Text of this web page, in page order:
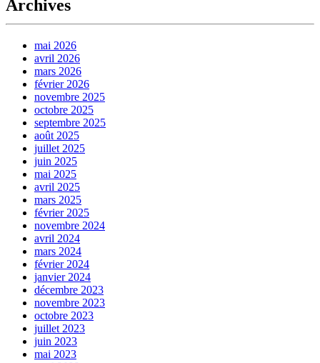
Archives
mai 2026
avril 2026
mars 2026
février 2026
novembre 2025
octobre 2025
septembre 2025
août 2025
juillet 2025
juin 2025
mai 2025
avril 2025
mars 2025
février 2025
novembre 2024
avril 2024
mars 2024
février 2024
janvier 2024
décembre 2023
novembre 2023
octobre 2023
juillet 2023
juin 2023
mai 2023